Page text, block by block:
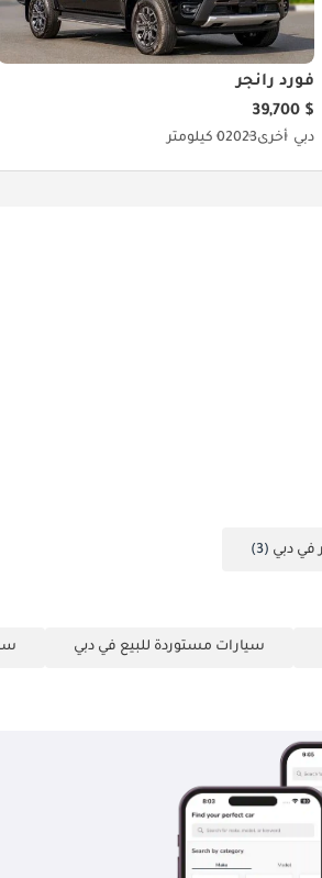
فورد رانجر
$ 39,700
دبي أخرى20230 كيلومتر
(3)
سيارات مستوردة للبيع في دبي